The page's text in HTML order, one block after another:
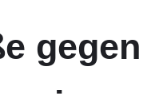
gegen